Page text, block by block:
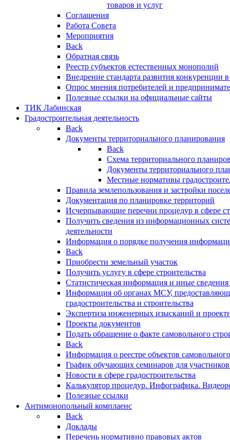
товаров и услуг
Соглашения
Работа Совета
Мероприятия
Back
Обратная связь
Реестр субъектов естественных монополий
Внедрение стандарта развития конкуренции
Опрос мнения потребителей и
Полезные ссылки на официальные сайты
ТИК Лабинская
Градостроительная деятельность
Back
Документы территориального планирования
Back
Схема территориального
Документы территориального
Местные нормативы
Правила землепользования и застройки
Документация по планировке территорий
Исчерпывающие перечни процедур в сфере
Получить сведения из информационных
деятельности
Информация о порядке получения
Back
Приобрести земельный участок
Получить услугу в сфере строительства
Статистическая информация и иные сведения
Информация об органах МСУ,
градостроительства и строительства
Экспертиза инженерных изысканий и
Проекты документов
Подать обращение о факте самовольного
Back
Информация о реестре объектов
График обучающих семинаров для участников
Новости в сфере градостроительства
Калькулятор процедур. Инфографика.
Полезные ссылки
Антимонопольный комплаенс
Back
Доклады
Перечень нормативно правовых актов